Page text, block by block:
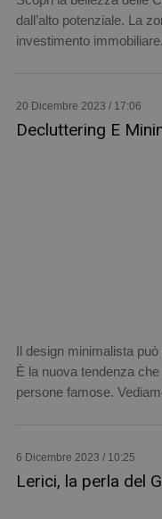
dall’alto potenziale. La
investimento immobiliare.
20 Dicembre 2023 / 17:06
Decluttering E
Il design minimalista
È la nuova tendenza
persone famose.
6 Dicembre 2023 / 10:25
Lerici, la perla del